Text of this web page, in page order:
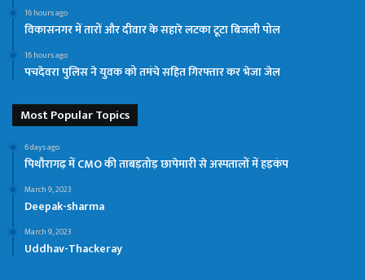
16 hours ago
विकासनगर में तारों और दीवार के सहारे लटका टूटा बिजली पोल
16 hours ago
पचदेवरा पुलिस ने युवक को तमंचे सहित गिरफ्तार कर भेजा जेल
Most Popular Topics
6 days ago
पिथौरागढ़ में CMO की ताबड़तोड़ छापेमारी से अस्पतालों में हड़कंप
March 9, 2023
Deepak-sharma
March 9, 2023
Uddhav-Thackeray